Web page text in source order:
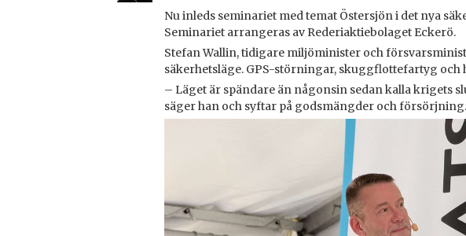
Nu inleds seminariet med temat Östersjön i det nya
Seminariet arrangeras av Rederiaktiebolaget Eckerö.
Stefan Wallin, tidigare miljöminister och
säkerhetsläge. GPS-störningar, skuggflottefartyg
– Läget är spändare än någonsin sedan kalla krigets
säger han och syftar på godsmängder och försörjning.